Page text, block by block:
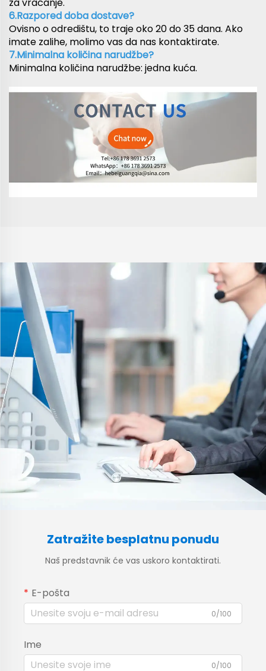
6.Razpored doba dostave?
Ovisno o odredištu, to traje oko 20 do 35 dana. Ako
imate zalihe, molimo vas da nas kontaktirate.
7.Minimalna količina narudžbe?
Minimalna količina narudžbe: jedna kuća.
Zatražite besplatnu ponudu
Naš predstavnik će vas uskoro kontaktirati.
E-pošta
0/100
Ime
0/100